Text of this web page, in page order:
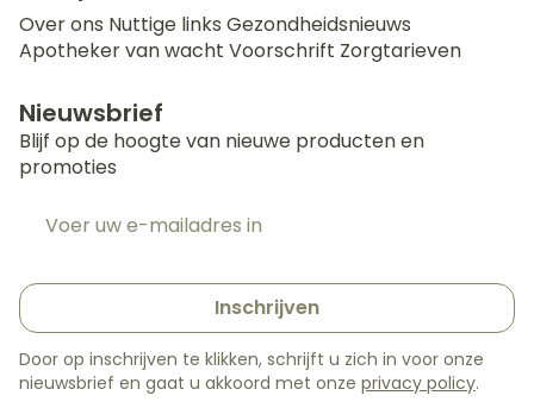
Over ons Nuttige links Gezondheidsnieuws
Apotheker van wacht Voorschrift Zorgtarieven
Nieuwsbrief
Blijf op de hoogte van nieuwe producten en
promoties
Inschrijven
Door op inschrijven te klikken, schrijft u zich in voor onze
nieuwsbrief en gaat u akkoord met onze privacy policy.